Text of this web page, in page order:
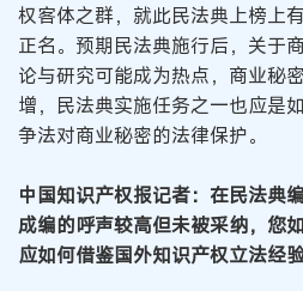
权客体之群，就此民法典上榜上
正名。预期民法典施行后，关于
论与研究可能成为热点，商业秘
增，民法典实施任务之一也应是
争法对商业秘密的法律保护。
中国知识产权报记者：在民法典
成编的呼声较高但未被采纳，您
应如何借鉴国外知识产权立法经验